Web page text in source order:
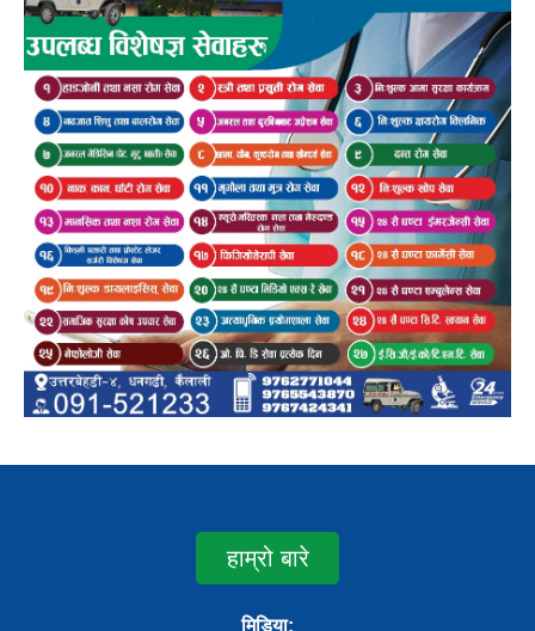
हाम्रो बारे
मिडिया: